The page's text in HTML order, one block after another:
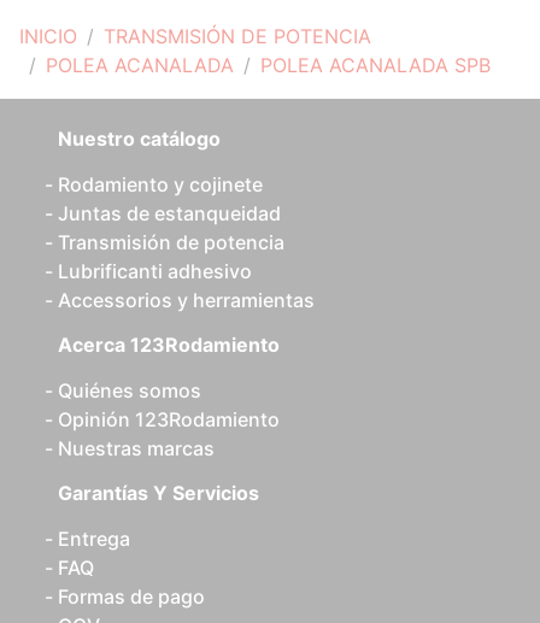
INICIO
TRANSMISIÓN DE POTENCIA
POLEA ACANALADA
POLEA ACANALADA SPB
Nuestro catálogo
Rodamiento y cojinete
Juntas de estanqueidad
Transmisión de potencia
Lubrificanti adhesivo
Accessorios y herramientas
Acerca 123Rodamiento
Quiénes somos
Opinión 123Rodamiento
Nuestras marcas
Garantías Y Servicios
Entrega
FAQ
Formas de pago